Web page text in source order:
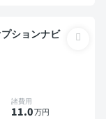
諸費用
11.0万円